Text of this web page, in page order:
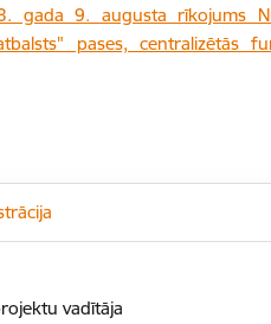
gada 9. augusta rīkojums
pases, centralizētās
vadītāja